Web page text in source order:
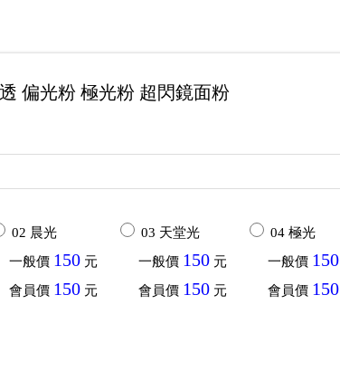
偏光粉 極光粉 超閃鏡面粉
02 晨光
一般價 150 元
會員價 150 元
03 天堂光
一般價 150 元
會員價 150 元
04 極光
一般價 150
會員價 150